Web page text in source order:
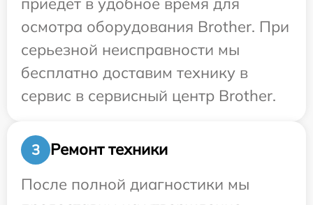
осмотра оборудования Brother. При
серьезной неисправности мы
бесплатно доставим технику в
сервис в сервисный центр Brother.
3
Ремонт техники
После полной диагностики мы